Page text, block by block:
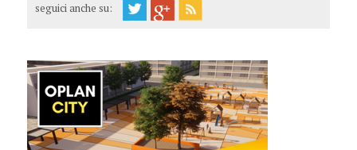
seguici anche su: